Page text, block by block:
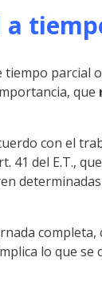
parcial
que
con el
41 del E.T.,
lo que